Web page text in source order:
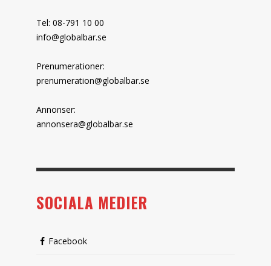
Tel: 08-791 10 00
info@globalbar.se
Prenumerationer:
prenumeration@globalbar.se
Annonser:
annonsera@globalbar.se
SOCIALA MEDIER
Facebook